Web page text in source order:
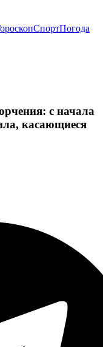
СпортПогода
с начала
касающиеся